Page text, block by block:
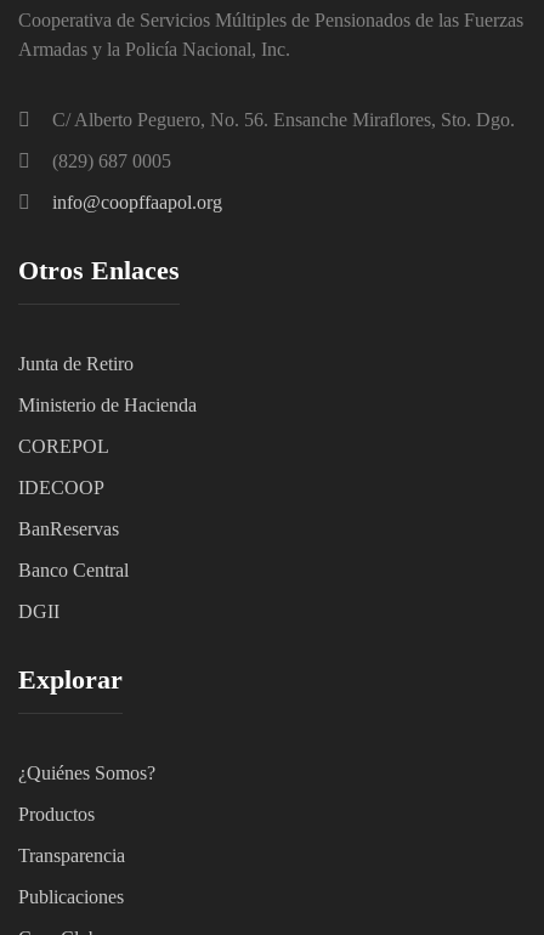
Cooperativa de Servicios Múltiples de Pensionados de las Fuerzas
Armadas y la Policía Nacional, Inc.
C/ Alberto Peguero, No. 56. Ensanche Miraflores, Sto. Dgo.
(829) 687 0005
info@coopffaapol.org
Otros Enlaces
Junta de Retiro
Ministerio de Hacienda
COREPOL
IDECOOP
BanReservas
Banco Central
DGII
Explorar
¿Quiénes Somos?
Productos
Transparencia
Publicaciones